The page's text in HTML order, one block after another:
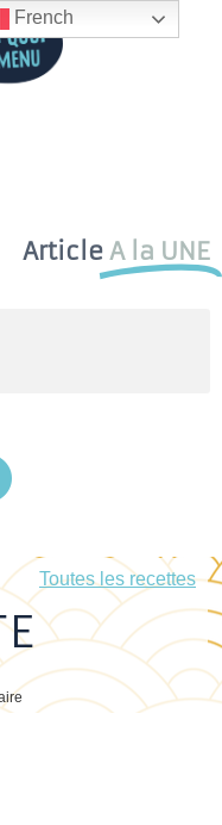
Article A la UNE
Toutes les recettes
French